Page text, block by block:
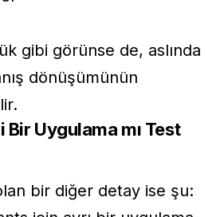
gibi görünse de, aslında
dönüşümünün
Bir Uygulama mı Test
bir diğer detay ise şu: